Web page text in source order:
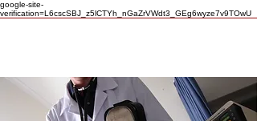
google-site-
verification=L6cscSBJ_z5lCTYh_nGaZrVWdt3_GEg6wyze7v9TOwU